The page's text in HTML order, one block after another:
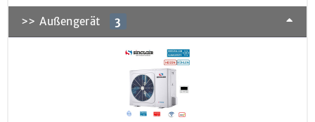
>> Außengerät 3